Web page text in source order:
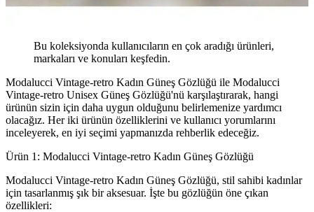
Bu koleksiyonda kullanıcıların en çok aradığı ürünleri,
markaları ve konuları keşfedin.
Modalucci Vintage-retro Kadın Güneş Gözlüğü ile Modalucci
Vintage-retro Unisex Güneş Gözlüğü'nü karşılaştırarak, hangi
ürünün sizin için daha uygun olduğunu belirlemenize yardımcı
olacağız. Her iki ürünün özelliklerini ve kullanıcı yorumlarını
inceleyerek, en iyi seçimi yapmanızda rehberlik edeceğiz.
Ürün 1: Modalucci Vintage-retro Kadın Güneş Gözlüğü
Modalucci Vintage-retro Kadın Güneş Gözlüğü, stil sahibi kadınlar
için tasarlanmış şık bir aksesuar. İşte bu gözlüğün öne çıkan
özellikleri: